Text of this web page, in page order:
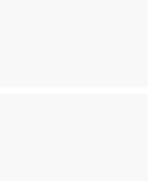
keşfedilmedi